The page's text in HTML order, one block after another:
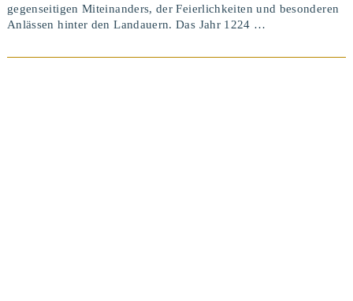
gegenseitigen Miteinanders, der Feierlichkeiten und besonderen
Anlässen hinter den Landauern. Das Jahr 1224 …